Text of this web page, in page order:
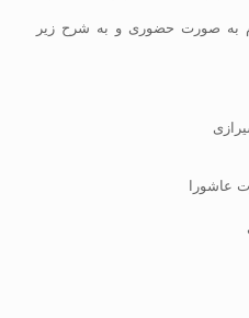
به صورت حضوری و به شرح زیر